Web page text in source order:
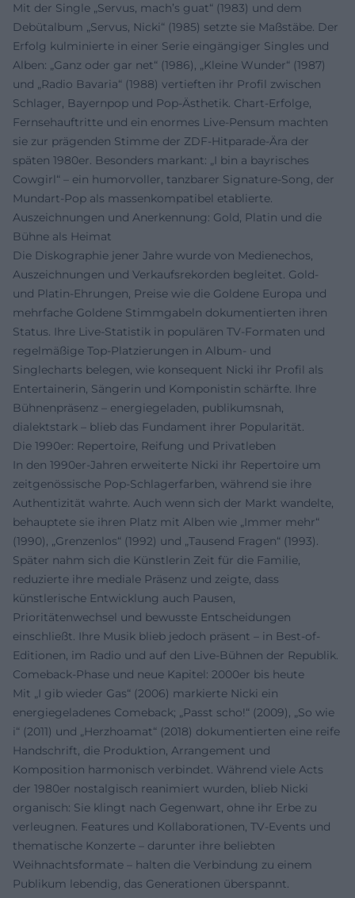
Mit der Single „Servus, mach’s guat“ (1983) und dem
Debütalbum „Servus, Nicki“ (1985) setzte sie Maßstäbe. Der
Erfolg kulminierte in einer Serie eingängiger Singles und
Alben: „Ganz oder gar net“ (1986), „Kleine Wunder“ (1987)
und „Radio Bavaria“ (1988) vertieften ihr Profil zwischen
Schlager, Bayernpop und Pop-Ästhetik. Chart-Erfolge,
Fernsehauftritte und ein enormes Live-Pensum machten
sie zur prägenden Stimme der ZDF-Hitparade-Ära der
späten 1980er. Besonders markant: „I bin a bayrisches
Cowgirl“ – ein humorvoller, tanzbarer Signature-Song, der
Mundart-Pop als massenkompatibel etablierte.
Auszeichnungen und Anerkennung: Gold, Platin und die
Bühne als Heimat
Die Diskographie jener Jahre wurde von Medienechos,
Auszeichnungen und Verkaufsrekorden begleitet. Gold-
und Platin-Ehrungen, Preise wie die Goldene Europa und
mehrfache Goldene Stimmgabeln dokumentierten ihren
Status. Ihre Live-Statistik in populären TV-Formaten und
regelmäßige Top-Platzierungen in Album- und
Singlecharts belegen, wie konsequent Nicki ihr Profil als
Entertainerin, Sängerin und Komponistin schärfte. Ihre
Bühnenpräsenz – energiegeladen, publikumsnah,
dialektstark – blieb das Fundament ihrer Popularität.
Die 1990er: Repertoire, Reifung und Privatleben
In den 1990er-Jahren erweiterte Nicki ihr Repertoire um
zeitgenössische Pop-Schlagerfarben, während sie ihre
Authentizität wahrte. Auch wenn sich der Markt wandelte,
behauptete sie ihren Platz mit Alben wie „Immer mehr“
(1990), „Grenzenlos“ (1992) und „Tausend Fragen“ (1993).
Später nahm sich die Künstlerin Zeit für die Familie,
reduzierte ihre mediale Präsenz und zeigte, dass
künstlerische Entwicklung auch Pausen,
Prioritätenwechsel und bewusste Entscheidungen
einschließt. Ihre Musik blieb jedoch präsent – in Best-of-
Editionen, im Radio und auf den Live-Bühnen der Republik.
Comeback-Phase und neue Kapitel: 2000er bis heute
Mit „I gib wieder Gas“ (2006) markierte Nicki ein
energiegeladenes Comeback; „Passt scho!“ (2009), „So wie
i“ (2011) und „Herzhoamat“ (2018) dokumentierten eine reife
Handschrift, die Produktion, Arrangement und
Komposition harmonisch verbindet. Während viele Acts
der 1980er nostalgisch reanimiert wurden, blieb Nicki
organisch: Sie klingt nach Gegenwart, ohne ihr Erbe zu
verleugnen. Features und Kollaborationen, TV-Events und
thematische Konzerte – darunter ihre beliebten
Weihnachtsformate – halten die Verbindung zu einem
Publikum lebendig, das Generationen überspannt.